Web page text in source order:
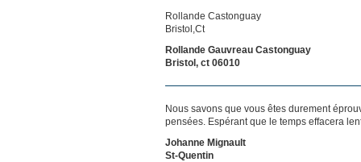
Rollande Castonguay
Bristol,Ct
Rollande Gauvreau Castonguay
Bristol, ct 06010
Nous savons que vous êtes durement
pensées. Espérant que le temps effacera
Johanne Mignault
St-Quentin